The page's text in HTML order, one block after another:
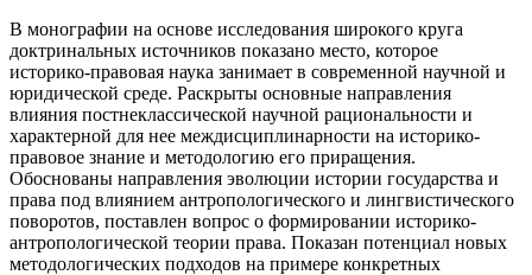
В монографии на основе исследования широкого круга
доктринальных источников показано место, которое
историко-правовая наука занимает в современной научной и
юридической среде. Раскрыты основные направления
влияния постнеклассической научной рациональности и
характерной для нее междисциплинарности на историко-
правовое знание и методологию его приращения.
Обоснованы направления эволюции истории государства и
права под влиянием антропологического и лингвистического
поворотов, поставлен вопрос о формировании историко-
антропологической теории права. Показан потенциал новых
методологических подходов на примере конкретных